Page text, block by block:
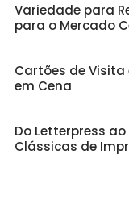
Variedade para
para o Mercado
Cartões de Visita
em Cena
Do Letterpress
Clássicas de